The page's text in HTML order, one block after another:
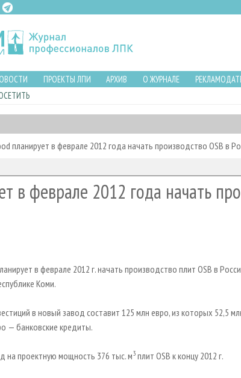
ПРОЕКТЫ ЛПИ АРХИВ О ЖУРНАЛЕ
планирует в феврале 2012 года начать производство OSB в
в феврале 2012 года начать
в феврале 2012 г. начать производство плит OSB в
Коми.
в новый завод составит 125 млн евро, из которых 52,5
— банковские кредиты.
на проектную мощность 376 тыс. м3 плит OSB к концу 2012 г.